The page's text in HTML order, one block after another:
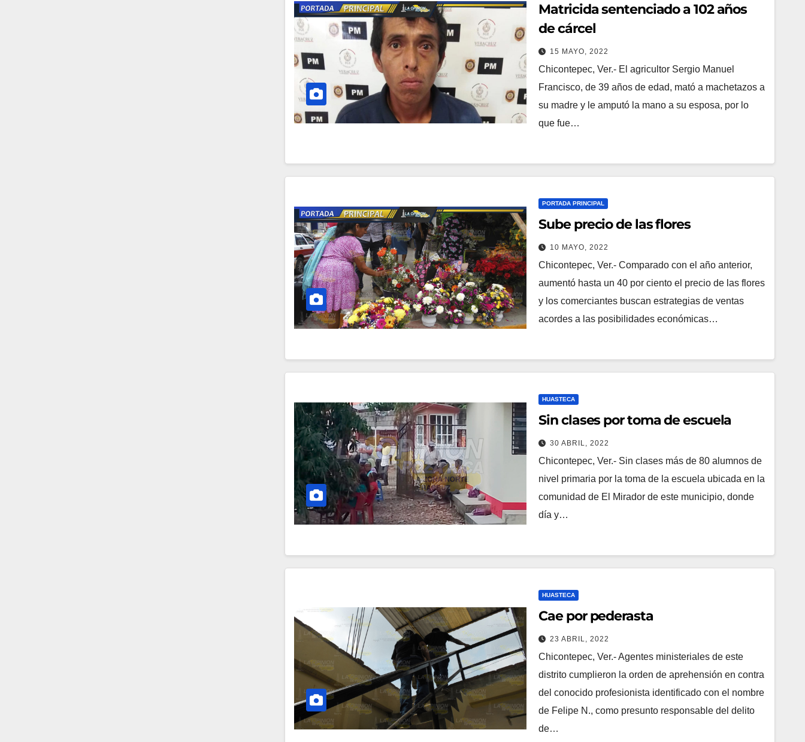
Matricida sentenciado a 102 años
de cárcel
15 MAYO, 2022
Chicontepec, Ver.- El agricultor Sergio Manuel
Francisco, de 39 años de edad, mató a machetazos a
su madre y le amputó la mano a su esposa, por lo
que fue…
PORTADA PRINCIPAL
Sube precio de las flores
10 MAYO, 2022
Chicontepec, Ver.- Compara­do con el año anterior,
aumentó hasta un 40 por ciento el precio de las flores
y los comercian­tes buscan estrategias de ven­tas
acordes a las posibilidades económicas…
HUASTECA
Sin clases por toma de escuela
30 ABRIL, 2022
Chicontepec, Ver.- Sin clases más de 80 alumnos de
nivel primaria por la toma de la escuela ubicada en la
comunidad de El Mirador de este municipio, donde
día y…
HUASTECA
Cae por pederasta
23 ABRIL, 2022
Chicontepec, Ver.- Agentes ministeriales de este
distrito cumplieron la orden de aprehensión en contra
del conocido profesionista identificado con el nombre
de Felipe N., como presunto responsable del delito
de…